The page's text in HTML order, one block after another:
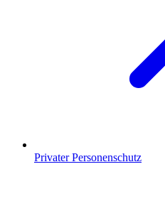
Privater Personenschutz